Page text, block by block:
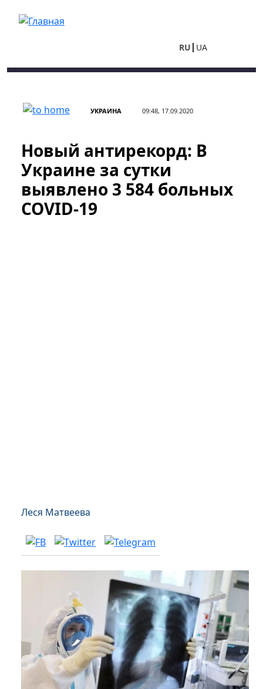
RU UA
УКРАИНА 09:48, 17.09.2020
Новый антирекорд: В
Украине за сутки
выявлено 3 584 больных
COVID-19
Леся Матвеева